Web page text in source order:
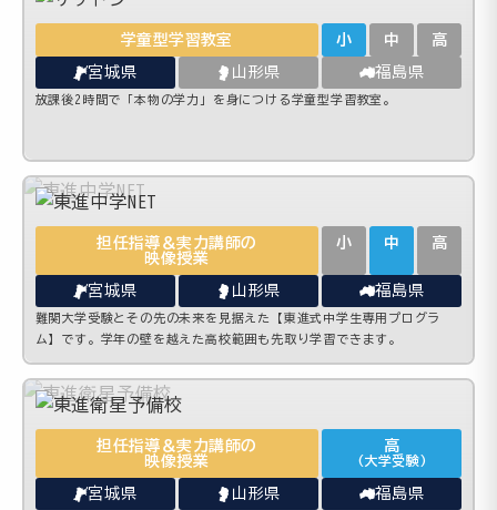
学童型学習教室 小 中 高
宮城県 山形県 福島県
放課後2時間で「本物の学力」を身につける学童型学習教室。
担任指導＆実力講師の
映像授業
小 中 高
宮城県 山形県 福島県
難関大学受験とその先の未来を見据えた【東進式中学生専用プログラ
ム】です。学年の壁を越えた高校範囲も先取り学習できます。
担任指導＆実力講師の
映像授業
高
(大学受験)
宮城県 山形県 福島県